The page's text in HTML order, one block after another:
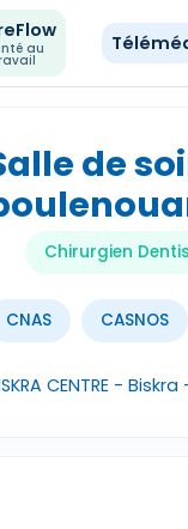
au
de
Chirurgien
CNAS CASNOS
CENTRE -